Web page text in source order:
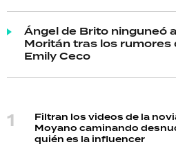
Ángel de Brito ninguneó
Moritán tras los rumores
Emily Ceco
Filtran los videos de la
Moyano caminando
quién es la influencer